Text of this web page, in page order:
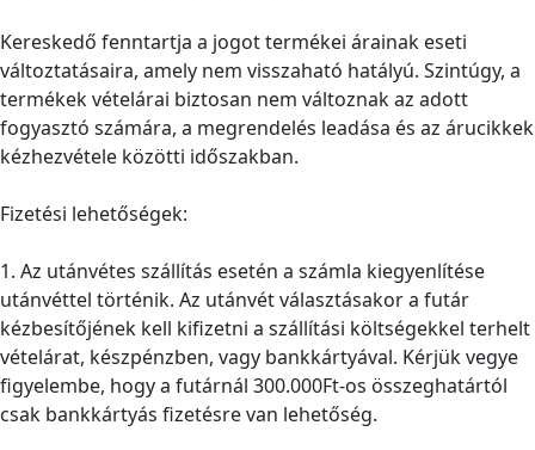
Kereskedő fenntartja a jogot termékei árainak eseti
változtatásaira, amely nem visszaható hatályú. Szintúgy, a
termékek vételárai biztosan nem változnak az adott
fogyasztó számára, a megrendelés leadása és az árucikkek
kézhezvétele közötti időszakban.
Fizetési lehetőségek:
1. Az utánvétes szállítás esetén a számla kiegyenlítése
utánvéttel történik. Az utánvét választásakor a futár
kézbesítőjének kell kifizetni a szállítási költségekkel terhelt
vételárat, készpénzben, vagy bankkártyával. Kérjük vegye
figyelembe, hogy a futárnál 300.000Ft-os összeghatártól
csak bankkártyás fizetésre van lehetőség.